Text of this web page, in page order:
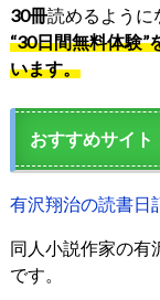
30冊読めるように
“30日間無料体験”
います。
おすすめサイト
有沢翔治の読書日
同人小説作家の有
です。